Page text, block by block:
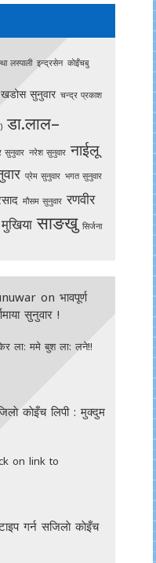
लस्पाली इन्द्रसेन काेइँचबु
खडोस सुनुवार चन्द्र प्रकाश
डा.लाल–
सुनुवार नरेश सुनुवार नाईलू
प्रेम सुनुवार भगत सुनुवार
मौसम सुनुवार रणवीर
साङखु सिर्जना
onभावपूर्ण
सुनुवार !
ला: ममे बुश ला: लने!!
काेइँच लिपी : मुक्दुम
on link to
गर्न सजिलाे काेइँच